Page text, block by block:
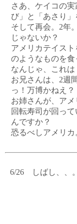
さあ、ケイコの
び」と「あさり
そして再会。2年
じゃないか？
アメリカテイス
のようなものを食
なんじゃ、これは
お兄さんは、2週
っ！万博かねえ？
お姉さんが、ア
回転寿司が回っ
んですか？
恐るべしアメリカ
6/26 しばし、、。